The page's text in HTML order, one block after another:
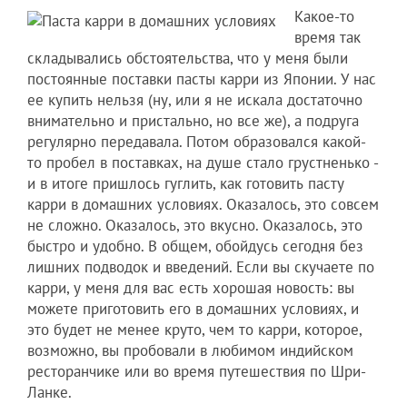
Какое-то
время так
складывались обстоятельства, что у меня были
постоянные поставки пасты карри из Японии. У нас
ее купить нельзя (ну, или я не искала достаточно
внимательно и пристально, но все же), а подруга
регулярно передавала. Потом образовался какой-
то пробел в поставках, на душе стало грустненько -
и в итоге пришлось гуглить, как готовить пасту
карри в домашних условиях. Оказалось, это совсем
не сложно. Оказалось, это вкусно. Оказалось, это
быстро и удобно. В общем, обойдусь сегодня без
лишних подводок и введений. Если вы скучаете по
карри, у меня для вас есть хорошая новость: вы
можете приготовить его в домашних условиях, и
это будет не менее круто, чем то карри, которое,
возможно, вы пробовали в любимом индийском
ресторанчике или во время путешествия по Шри-
Ланке.